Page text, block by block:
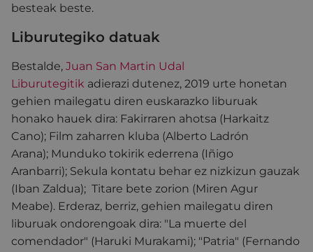
besteak beste.
Liburutegiko datuak
Bestalde, Juan San Martin Udal
Liburutegitik adierazi dutenez, 2019 urte honetan
gehien mailegatu diren euskarazko liburuak
honako hauek dira: Fakirraren ahotsa (Harkaitz
Cano); Film zaharren kluba (Alberto Ladrón
Arana); Munduko tokirik ederrena (Iñigo
Aranbarri); Sekula kontatu behar ez nizkizun gauzak
(Iban Zaldua); Titare bete zorion (Miren Agur
Meabe). Erderaz, berriz, gehien mailegatu diren
liburuak ondorengoak dira: "La muerte del
comendador" (Haruki Murakami); "Patria" (Fernando